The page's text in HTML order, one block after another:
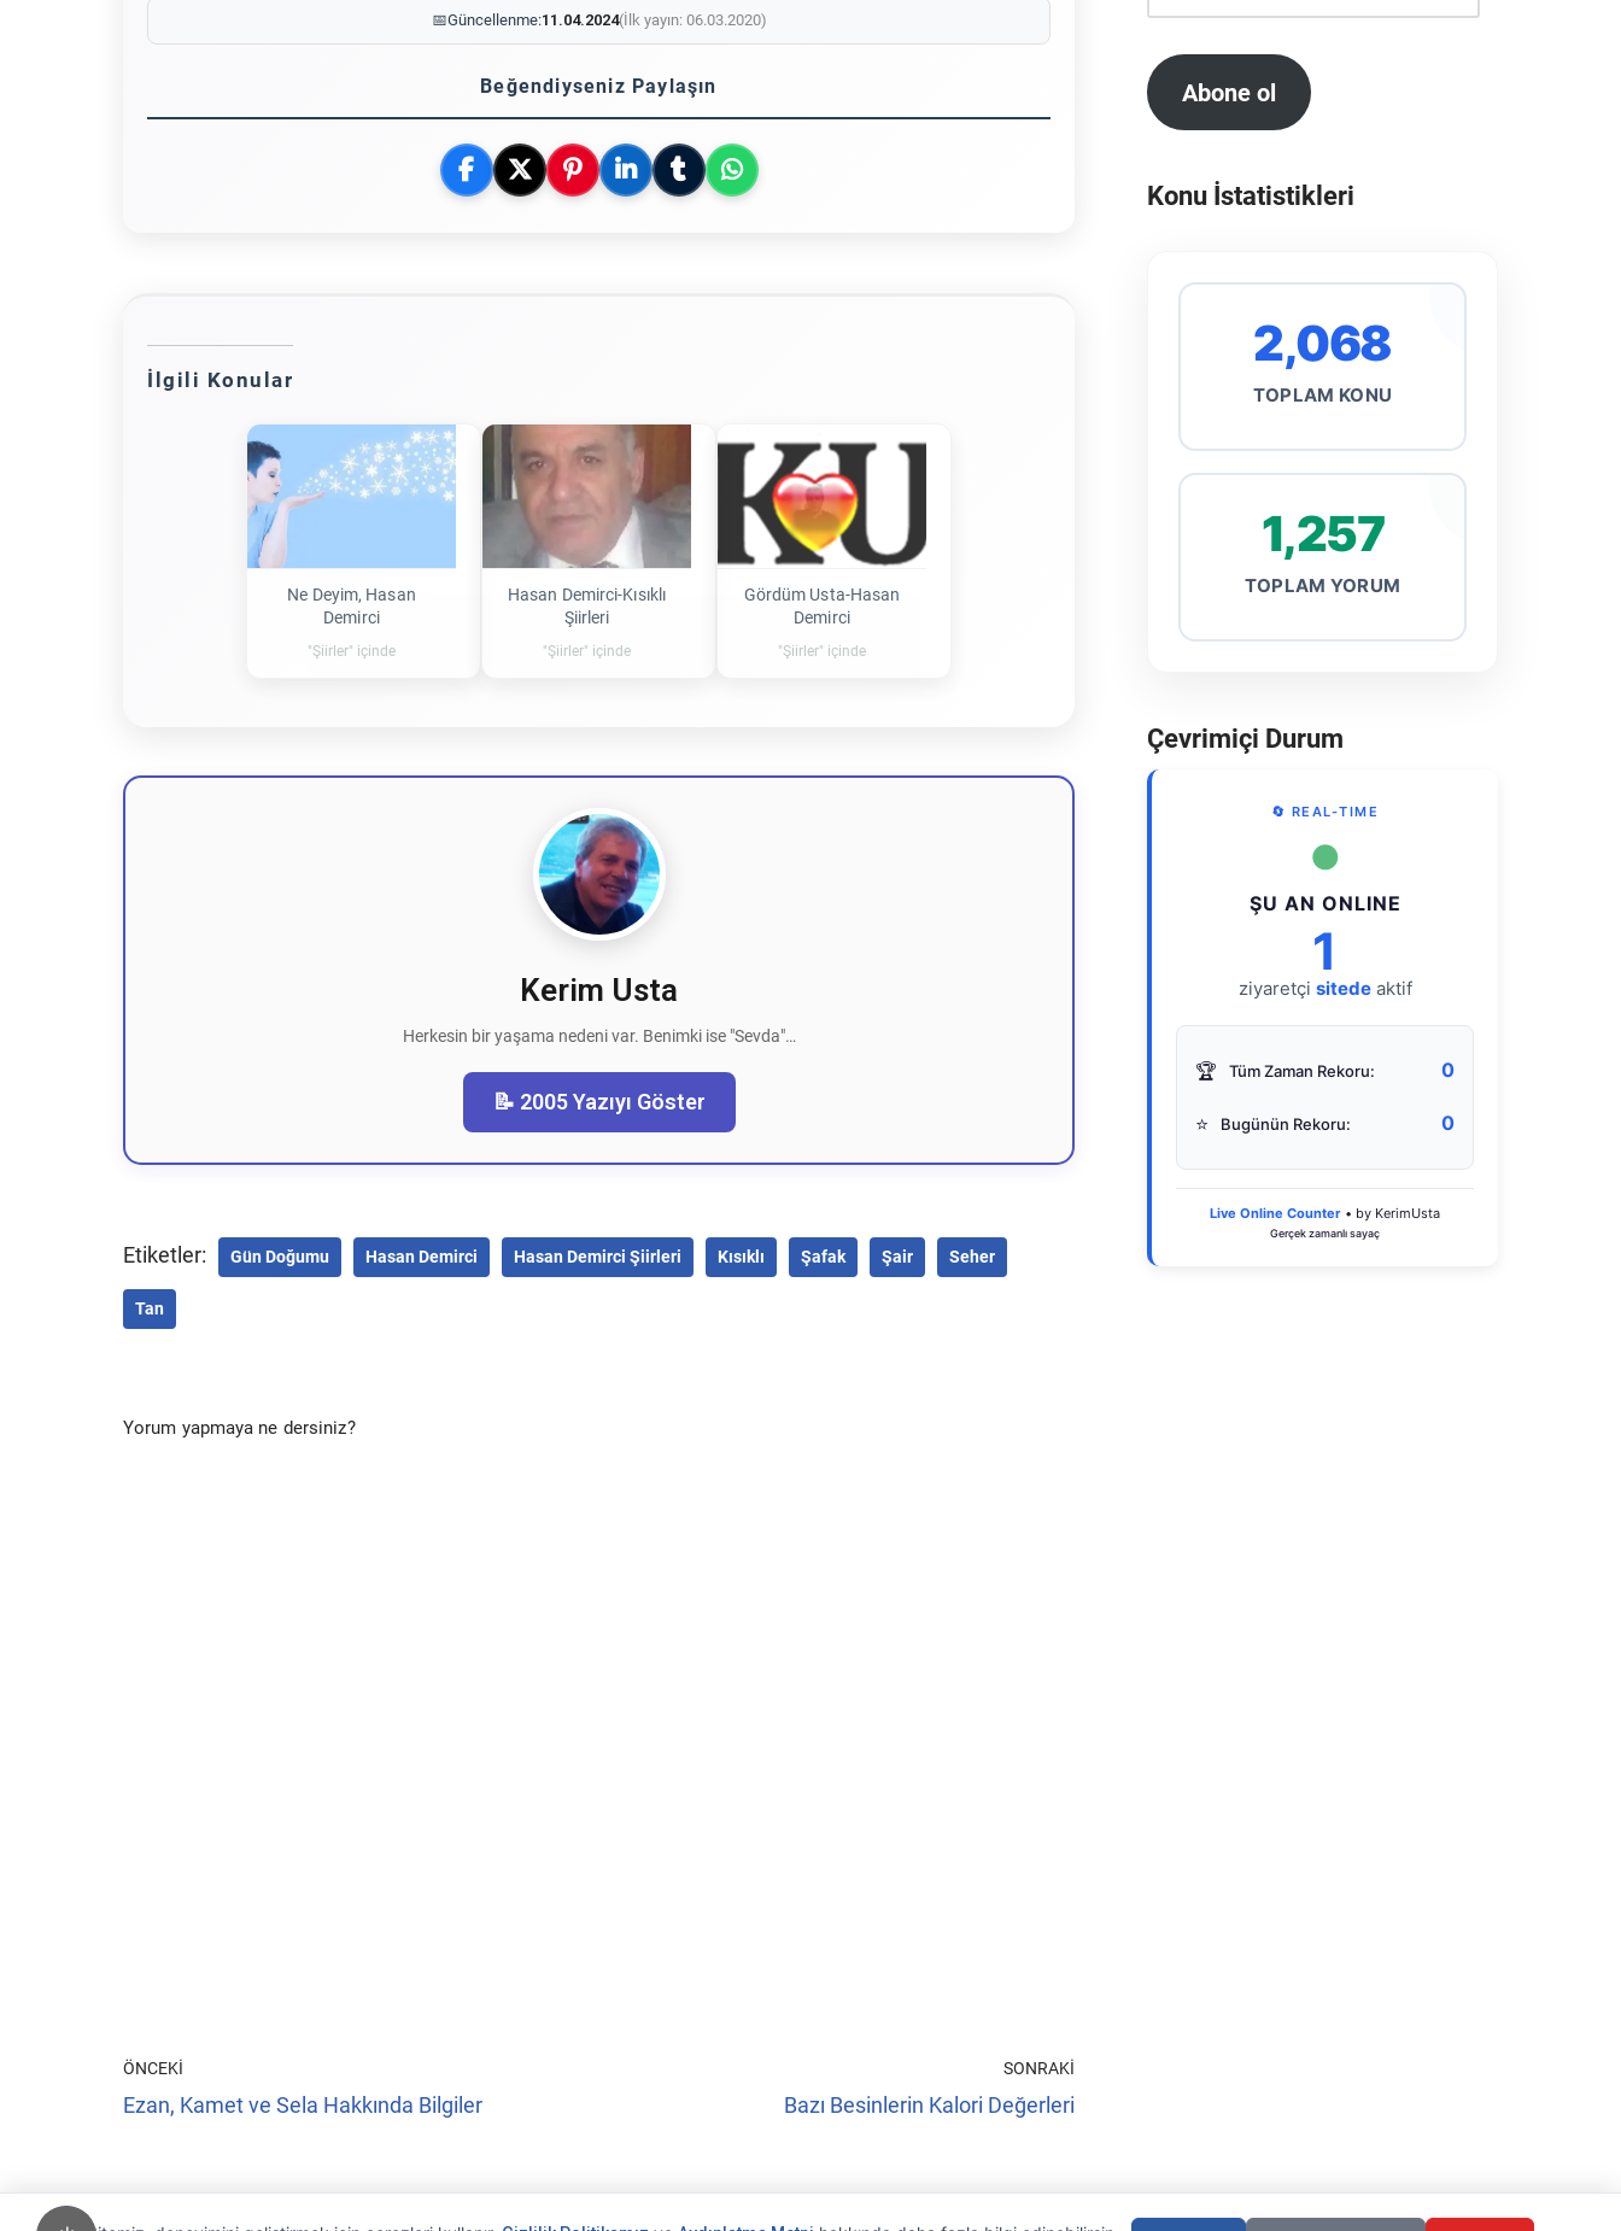
📅Güncellenme:11.04.2024(İlk yayın: 06.03.2020)
Beğendiyseniz Paylaşın
İlgili Konular
Ne Deyim, Hasan
Demirci
"Şiirler" içinde
Hasan Demirci-Kısıklı
Şiirleri
"Şiirler" içinde
Gördüm Usta-Hasan
Demirci
"Şiirler" içinde
Kerim Usta
Herkesin bir yaşama nedeni var. Benimki ise "Sevda"…
📝 2005 Yazıyı Göster
Etiketler: Gün Doğumu Hasan Demirci Hasan Demirci Şiirleri Kısıklı Şafak Şair Seher
Tan
Yorum yapmaya ne dersiniz?
ÖNCEKI
Ezan, Kamet ve Sela Hakkında Bilgiler
SONRAKI
Bazı Besinlerin Kalori Değerleri
Abone ol
Konu İstatistikleri
2,068
TOPLAM KONU
1,257
TOPLAM YORUM
Çevrimiçi Durum
🔄 REAL-TIME
●
ŞU AN ONLINE
1
ziyaretçi sitedeaktif
🏆 Tüm Zaman Rekoru: 0
⭐ Bugünün Rekoru: 0
Live Online Counter • by KerimUsta
Gerçek zamanlı sayaç